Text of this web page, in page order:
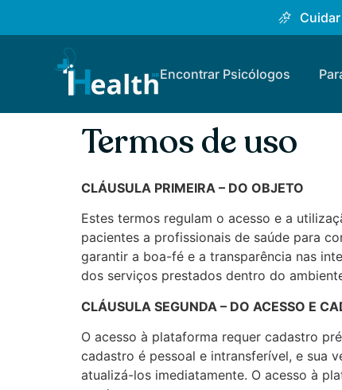
Encontrar Psicólogos
Termos de uso
CLÁUSULA PRIMEIRA – DO OBJETO
Estes termos regulam o acesso e a
pacientes a profissionais de saúde para
garantir a boa-fé e a transparência nas
dos serviços prestados dentro do
CLÁUSULA SEGUNDA – DO ACESSO E
O acesso à plataforma requer cadastro
cadastro é pessoal e intransferível, e sua
atualizá-los imediatamente. O acesso à